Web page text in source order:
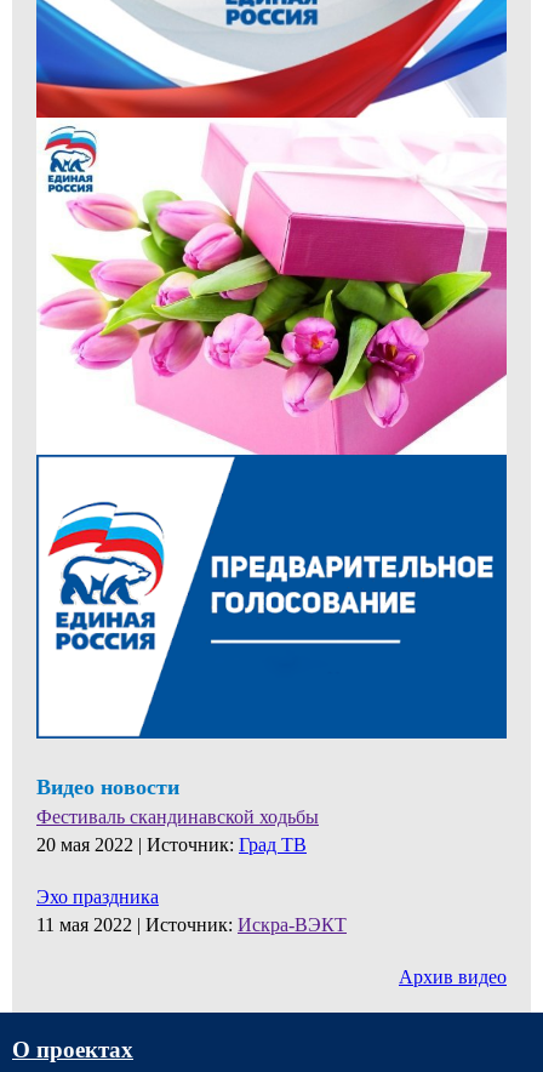
Видео новости
Фестиваль скандинавской ходьбы
20 мая 2022 | Источник: Град ТВ
Эхо праздника
11 мая 2022 | Источник: Искра-ВЭКТ
Архив видео
О проектах